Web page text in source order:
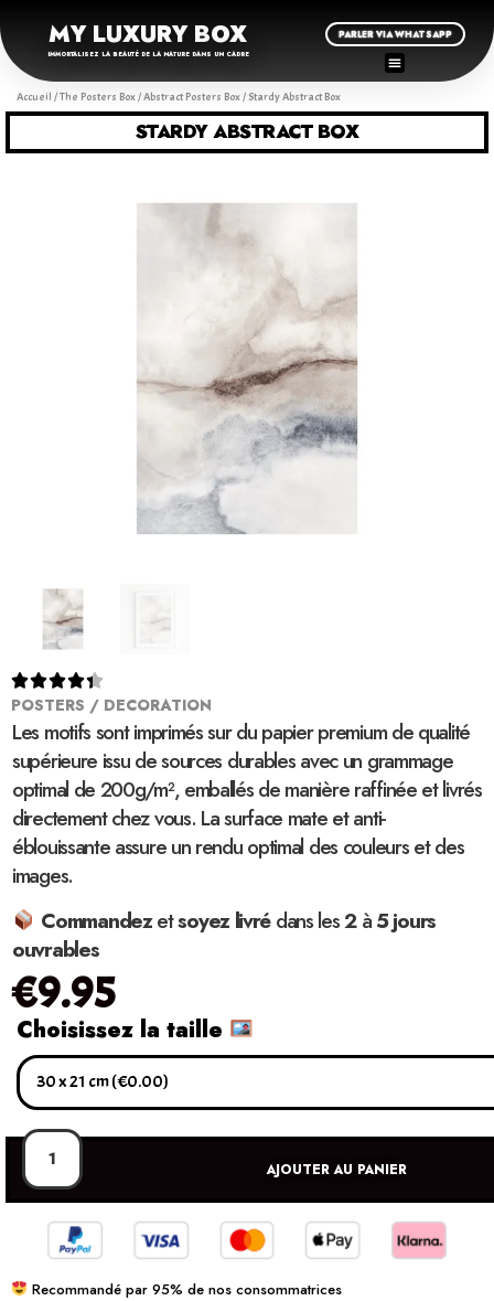
MY LUXURY BOX
IMMORTALISEZ LA BEAUTÉ DE LA NATURE DANS UN CADRE
PARLER VIA WHATSAPP
Accueil /The Posters Box/Abstract Posters Box/ Stardy Abstract Box
STARDY ABSTRACT BOX

POSTERS / DECORATION
Les motifs sont imprimés sur du papier premium de qualité
supérieure issu de sources durables avec un grammage
optimal de 200g/m², emballés de manière raffinée et livrés
directement chez vous. La surface mate et anti-
éblouissante assure un rendu optimal des couleurs et des
images.
Commandezetsoyez livrédans les2à5 jours
ouvrables
€9.95
Choisissez la taille
AJOUTER AU PANIER
Recommandé par 95% de nos consommatrices